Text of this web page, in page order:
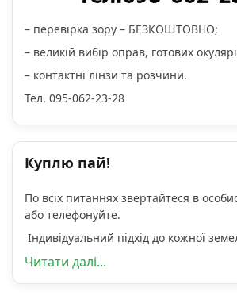
– перевірка зору – БЕЗКОШТОВНО;
– великій вибір оправ, готових
– контактні лінзи та розчини.
Тел. 095-062-23-28
Куплю пай!
По всіх питаннях звертайтеся в
або телефонуйте.
Індивідуальний підхід до кожної
Читати далі...